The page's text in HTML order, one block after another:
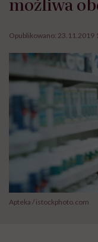
Opublikowano: 23.11.2019
Apteka / istockphoto.com